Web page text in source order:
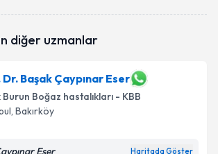
bu uzmandan randevu almanız için bir
diğer uzmanlar
Başak Çaypınar Eser
Burun Boğaz hastalıkları - KBB
, Bakırköy
Eser Haritada Göster